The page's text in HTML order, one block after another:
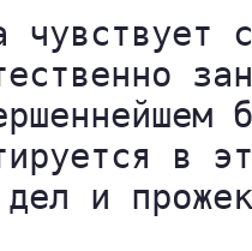
чувствует
в
дел и